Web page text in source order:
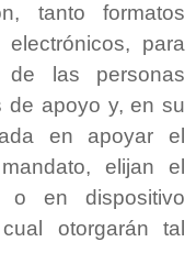
tanto formatos
para
las personas
de apoyo y, en su
en apoyar el
elijan el
en dispositivo
otorgarán tal